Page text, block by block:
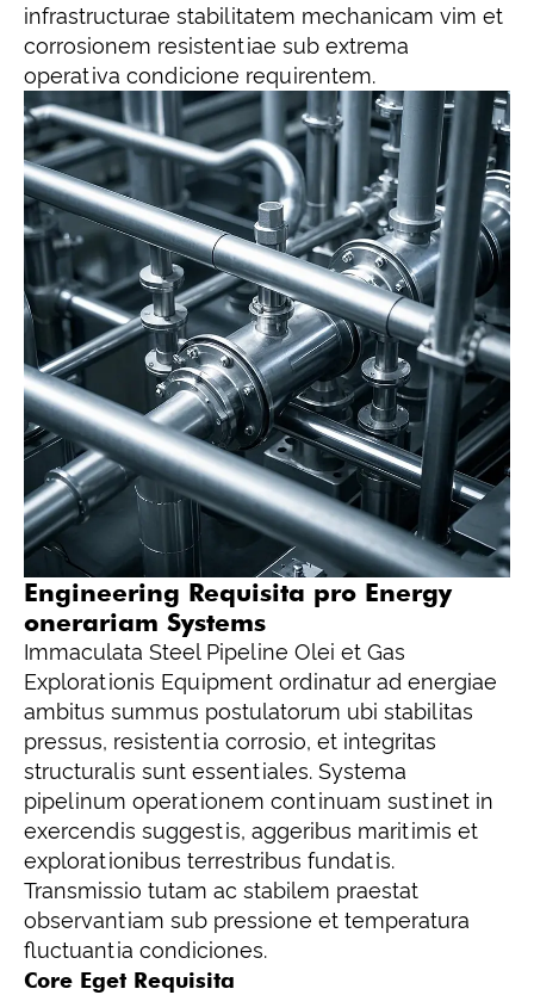
infrastructurae stabilitatem mechanicam vim et
corrosionem resistentiae sub extrema
operativa condicione requirentem.
Engineering Requisita pro Energy
onerariam Systems
Immaculata Steel Pipeline Olei et Gas
Explorationis Equipment ordinatur ad energiae
ambitus summus postulatorum ubi stabilitas
pressus, resistentia corrosio, et integritas
structuralis sunt essentiales. Systema
pipelinum operationem continuam sustinet in
exercendis suggestis, aggeribus maritimis et
explorationibus terrestribus fundatis.
Transmissio tutam ac stabilem praestat
observantiam sub pressione et temperatura
fluctuantia condiciones.
Core Eget Requisita